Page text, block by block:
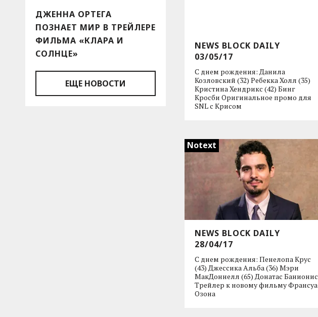
ДЖЕННА ОРТЕГА
ПОЗНАЕТ МИР В ТРЕЙЛЕРЕ
ФИЛЬМА «КЛАРА И
СОЛНЦЕ»
ЕЩЕ НОВОСТИ
NEWS BLOCK DAILY
03/05/17
С днем рождения: Данила
Козловский (32) Ребекка Холл (35)
Кристина Хендрикс (42) Бинг
Кросби Оригинальное промо для
SNL с Крисом
Notext
NEWS BLOCK DAILY
28/04/17
С днем рождения: Пенелопа Крус
(43) Джессика Альба (36) Мэри
МакДоннелл (65) Донатас Банионис
Трейлер к новому фильму Франсуа
Озона